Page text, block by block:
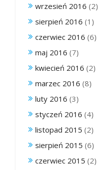
wrzesień 2016 (2)
sierpień 2016 (1)
czerwiec 2016 (6)
maj 2016 (7)
kwiecień 2016 (2)
marzec 2016 (8)
luty 2016 (3)
styczeń 2016 (4)
listopad 2015 (2)
sierpień 2015 (6)
czerwiec 2015 (2)